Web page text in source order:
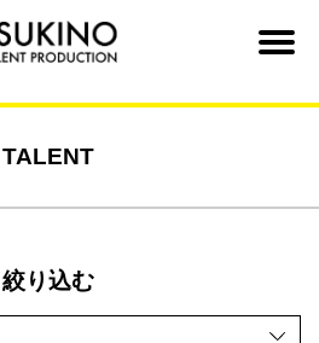
TALENT
絞り込む